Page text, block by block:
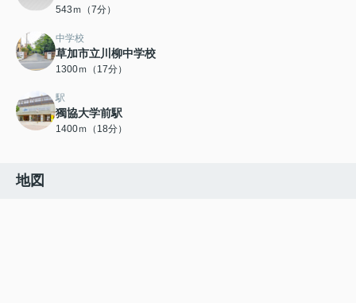
543ｍ（7分）
中学校
草加市立川柳中学校
1300ｍ（17分）
駅
獨協大学前駅
1400ｍ（18分）
地図